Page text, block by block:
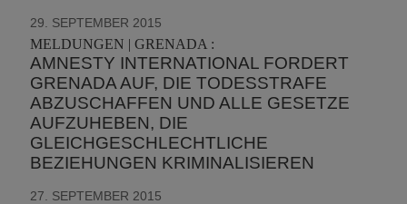
29. SEPTEMBER 2015
MELDUNGEN | GRENADA :
AMNESTY INTERNATIONAL FORDERT
GRENADA AUF, DIE TODESSTRAFE
ABZUSCHAFFEN UND ALLE GESETZE
AUFZUHEBEN, DIE
GLEICHGESCHLECHTLICHE
BEZIEHUNGEN KRIMINALISIEREN
27. SEPTEMBER 2015